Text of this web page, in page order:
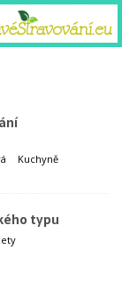
Kuchyně
typu